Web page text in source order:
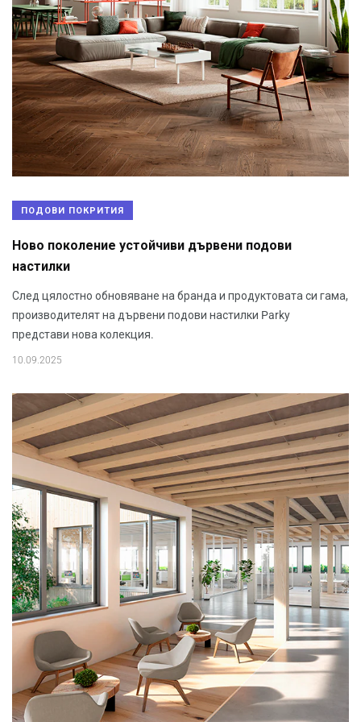
ПОДОВИ ПОКРИТИЯ
Ново поколение устойчиви дървени подови
настилки
След цялостно обновяване на бранда и продуктовата си гама,
производителят на дървени подови настилки Parky
представи нова колекция.
10.09.2025